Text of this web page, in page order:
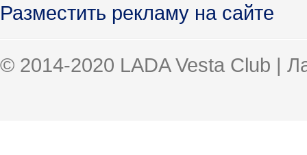
Разместить рекламу на сайте
© 2014-2020 LADA Vesta Club |